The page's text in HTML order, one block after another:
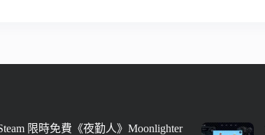
限時免費《夜勤人》Moonlighter